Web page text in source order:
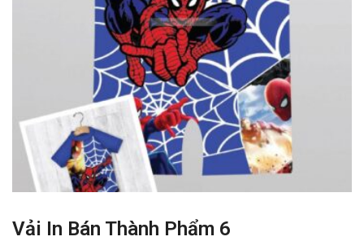
Vải In Bán Thành Phẩm 6